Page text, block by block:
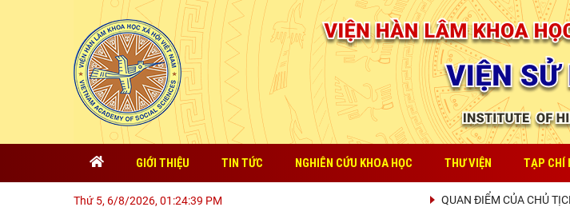
GIỚI THIỆU TIN TỨC NGHIÊN CỨU KHOA HỌC THƯ VIỆN TẠP CHÍ
Thứ 5, 6/8/2026, 01:24:40 PM QUAN ĐIỂM CỦA CHỦ TỊCH